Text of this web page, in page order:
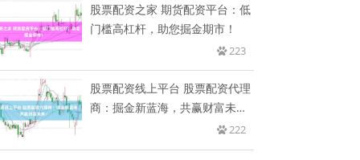
股票配资之家 期货配资平台：低
门槛高杠杆，助您掘金期市！
223
股票配资线上平台 股票配资代理
商：掘金新蓝海，共赢财富未
222